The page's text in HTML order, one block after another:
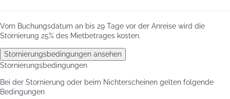
Vom Buchungsdatum an bis 29 Tage vor der Anreise wird die
Stornierung 25% des Mietbetrages kosten.
Stornierungsbedingungen ansehen
Stornierungsbedingungen
Bei der Stornierung oder beim Nichterscheinen gelten folgende
Bedingungen